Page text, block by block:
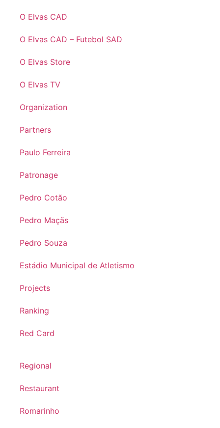
O Elvas CAD
O Elvas CAD – Futebol SAD
O Elvas Store
O Elvas TV
Organization
Partners
Paulo Ferreira
Patronage
Pedro Cotão
Pedro Maçãs
Pedro Souza
Estádio Municipal de Atletismo
Projects
Ranking
Red Card
Regional
Restaurant
Romarinho